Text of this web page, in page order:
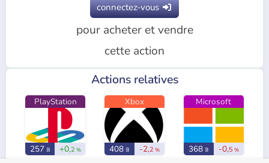
connectez-vous
pour acheter et vendre
cette action
Actions relatives
PlayStation
257 𝔹 +0,2 %
Xbox
408 𝔹 -2,2 %
Microsoft
368 𝔹 -0,5 %